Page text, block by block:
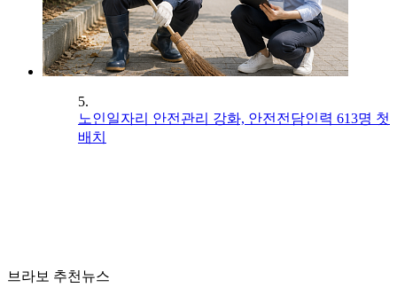
5.
노인일자리 안전관리 강화, 안전전담인력 613명 첫
배치
브라보 추천뉴스